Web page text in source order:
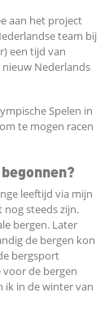
aan het project
team bij
een tijd van
Nederlands
Spelen in
te mogen racen
leeftijd via mijn
nog steeds zijn.
bergen. Later
de bergen kon
bergsport
de bergen
ik in de winter van